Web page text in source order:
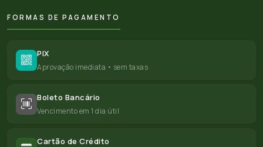
FORMAS DE PAGAMENTO
PIX
Aprovação imediata • sem taxas
Boleto Bancário
Vencimento em 1 dia útil
Cartão de Crédito